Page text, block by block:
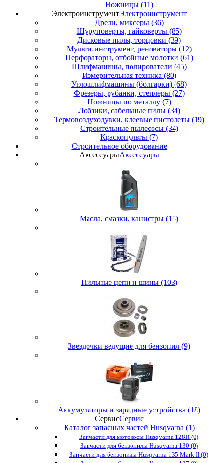
Ножницы (11)
ЭлектроинструментЭлектроинструмент
Дрели, миксеры (36)
Шуруповерты, гайковерты (85)
Дисковые пилы, торцовки (39)
Мульти-инструмент, реноваторы (12)
Перфораторы, отбойные молотки (61)
Шлифмашины, полирователи (45)
Измерительная техника (80)
Углошлифмашины (болгарки) (68)
Фрезеры, рубанки, степлеры (27)
Ножницы по металлу (7)
Лобзики, сабельные пилы (34)
Термовоздуходувки, клеевые пистолеты (19)
Строительные пылесосы (34)
Краскопульты (7)
Строительное оборудование
АксессуарыАксессуары
Масла, смазки, канистры (15)
Пильные цепи и шины (103)
Звездочки ведущие для бензопил (9)
Аккумуляторы и зарядные устройства (18)
СервисСервис
Каталог запасных частей Husqvarna (1)
Запчасти для мотокосы Husqvarna 128R (0)
Запчасти для бензопилы Husqvarna 130 (0)
Запчасти для бензопилы Husqvarna 135 Mark II (0)